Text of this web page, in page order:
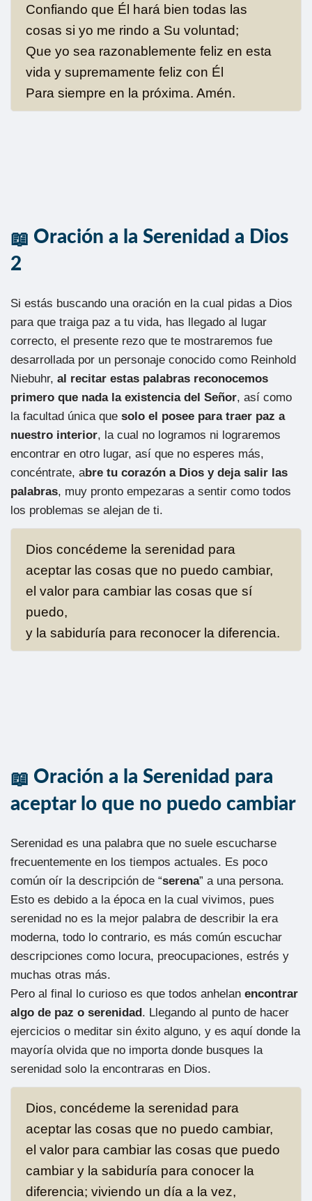
Confiando que Él hará bien todas las
cosas si yo me rindo a Su voluntad;
Que yo sea razonablemente feliz en esta
vida y supremamente feliz con Él
Para siempre en la próxima. Amén.
Oración a la Serenidad a Dios
2
Si estás buscando una oración en la cual pidas a Dios
para que traiga paz a tu vida, has llegado al lugar
correcto, el presente rezo que te mostraremos fue
desarrollada por un personaje conocido como Reinhold
Niebuhr, al recitar estas palabras reconocemos
primero que nada la existencia del Señor, así como
la facultad única que solo el posee para traer paz a
nuestro interior, la cual no logramos ni lograremos
encontrar en otro lugar, así que no esperes más,
concéntrate, abre tu corazón a Dios y deja salir las
palabras, muy pronto empezaras a sentir como todos
los problemas se alejan de ti.
Dios concédeme la serenidad para
aceptar las cosas que no puedo cambiar,
el valor para cambiar las cosas que sí
puedo,
y la sabiduría para reconocer la diferencia.
Oración a la Serenidad para
aceptar lo que no puedo cambiar
Serenidad es una palabra que no suele escucharse
frecuentemente en los tiempos actuales. Es poco
común oír la descripción de “serena” a una persona.
Esto es debido a la época en la cual vivimos, pues
serenidad no es la mejor palabra de describir la era
moderna, todo lo contrario, es más común escuchar
descripciones como locura, preocupaciones, estrés y
muchas otras más.
Pero al final lo curioso es que todos anhelan encontrar
algo de paz o serenidad . Llegando al punto de hacer
ejercicios o meditar sin éxito alguno, y es aquí donde la
mayoría olvida que no importa donde busques la
serenidad solo la encontraras en Dios.
Dios, concédeme la serenidad para
aceptar las cosas que no puedo cambiar,
el valor para cambiar las cosas que puedo
cambiar y la sabiduría para conocer la
diferencia; viviendo un día a la vez,